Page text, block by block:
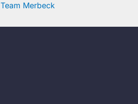
Team Merbeck